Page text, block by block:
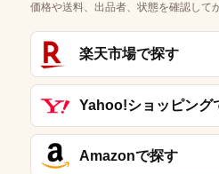
価格や送料、出品者、状態を確認して
楽天市場で探す
Yahoo!ショッピング
Amazonで探す